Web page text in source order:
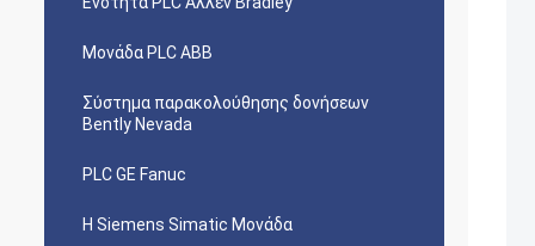
Μονάδα PLC ABB
Σύστημα παρακολούθησης δονήσεων
Bently Nevada
PLC GE Fanuc
Η Siemens Simatic Μονάδα